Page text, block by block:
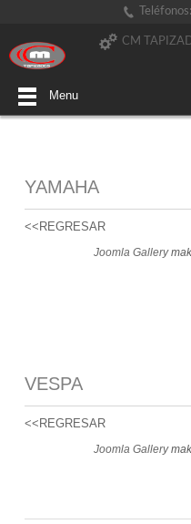
CM
Menu
YAMAHA
<<REGRESAR
Joomla Gallery
VESPA
<<REGRESAR
Joomla Gallery